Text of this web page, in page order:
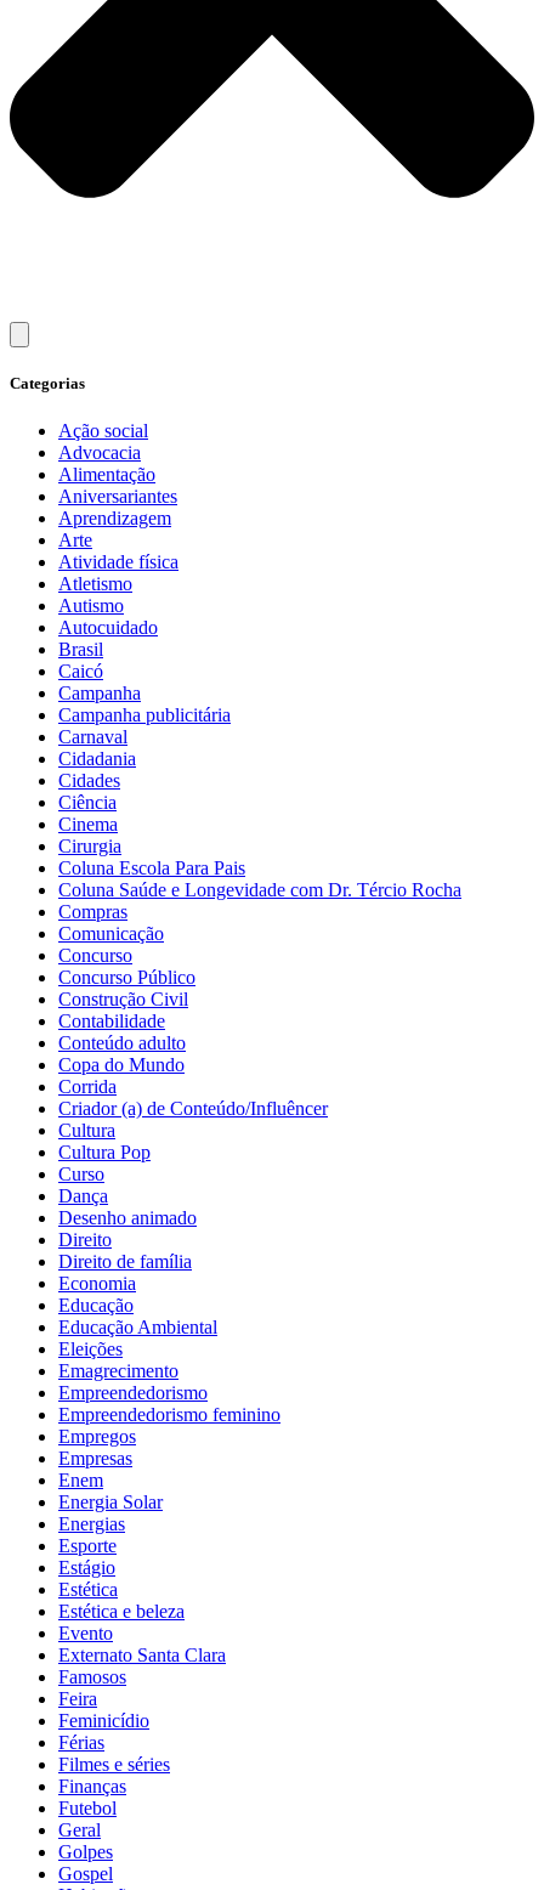
Categorias
Ação social
Advocacia
Alimentação
Aniversariantes
Aprendizagem
Arte
Atividade física
Atletismo
Autismo
Autocuidado
Brasil
Caicó
Campanha
Campanha publicitária
Carnaval
Cidadania
Cidades
Ciência
Cinema
Cirurgia
Coluna Escola Para Pais
Coluna Saúde e Longevidade com Dr. Tércio Rocha
Compras
Comunicação
Concurso
Concurso Público
Construção Civil
Contabilidade
Conteúdo adulto
Copa do Mundo
Corrida
Criador (a) de Conteúdo/Influêncer
Cultura
Cultura Pop
Curso
Dança
Desenho animado
Direito
Direito de família
Economia
Educação
Educação Ambiental
Eleições
Emagrecimento
Empreendedorismo
Empreendedorismo feminino
Empregos
Empresas
Enem
Energia Solar
Energias
Esporte
Estágio
Estética
Estética e beleza
Evento
Externato Santa Clara
Famosos
Feira
Feminicídio
Férias
Filmes e séries
Finanças
Futebol
Geral
Golpes
Gospel